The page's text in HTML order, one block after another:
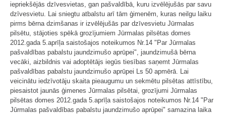
iepriekšējās dzīvesvietas, gan pašvaldībā, kuru izvēlējušās par savu
dzīvesvietu. Lai sniegtu atbalstu arī tām ģimenēm, kuras neilgu laiku
pirms bērna dzimšanas ir izvēlējušās par dzīvesvietu Jūrmalas
pilsētu, stājoties spēkā grozījumiem Jūrmalas pilsētas domes
2012.gada 5.aprīļa saistošajos noteikumos Nr.14 "Par Jūrmalas
pašvaldības pabalstu jaundzimušo aprūpei", jaundzimušā bērna
vecāki, aizbildnis vai adoptētājs iegūs tiesības saņemt Jūrmalas
pašvaldības pabalstu jaundzimušo aprūpei Ls 50 apmērā. Lai
veicinātu iedzīvotāju skaita pieaugumu un sekmētu pilsētas attīstību,
piesaistot jaunās ģimenes Jūrmalas pilsētai, grozījumi Jūrmalas
pilsētas domes 2012.gada 5.aprīļa saistošajos noteikumos Nr.14 "Par
Jūrmalas pašvaldības pabalstu jaundzimušo aprūpei" samazina laika